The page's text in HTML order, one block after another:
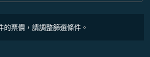
的票價，請調整篩選條件。